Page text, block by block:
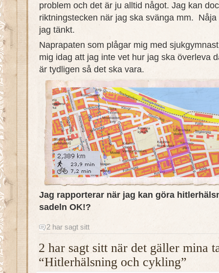
problem och det är ju alltid något. Jag kan
riktningstecken när jag ska svänga mm.
jag tänkt.
Naprapaten som plågar mig med
mig idag att jag inte vet hur jag ska överleva
är tydligen så det ska vara.
Jag rapporterar när jag kan göra
sadeln OK!?
2 har sagt sitt
2 har sagt sitt när det gäller mina
“Hitlerhälsning och cykling”